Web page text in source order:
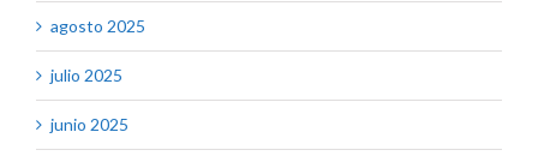
agosto 2025
julio 2025
junio 2025